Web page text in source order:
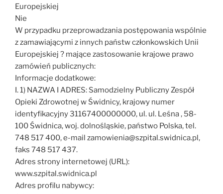
Europejskiej
Nie
W przypadku przeprowadzania postępowania wspólnie
z zamawiającymi z innych państw członkowskich Unii
Europejskiej ? mające zastosowanie krajowe prawo
zamówień publicznych:
Informacje dodatkowe:
I. 1) NAZWA I ADRES: Samodzielny Publiczny Zespół
Opieki Zdrowotnej w Świdnicy, krajowy numer
identyfikacyjny 31167400000000, ul. ul. Leśna , 58-
100 Świdnica, woj. dolnośląskie, państwo Polska, tel.
748 517 400, e-mail zamowienia@szpital.swidnica.pl,
faks 748 517 437.
Adres strony internetowej (URL):
www.szpital.swidnica.pl
Adres profilu nabywcy: